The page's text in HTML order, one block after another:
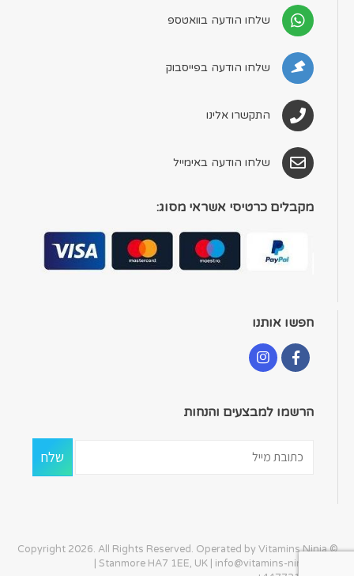
שלחו הודעה בוואטספ
שלחו הודעה בפייסבוק
התקשרו אלינו
שלחו הודעה באימייל
מקבלים כרטיסי אשראי מסוג:
חפשו אותנו
הרשמו למבצעים והנחות
© Copyright 2026. All Rights Reserved. Operated by Vitamins Ninja
| Stanmore HA7 1EE, UK | info@vitamins-ninja.com